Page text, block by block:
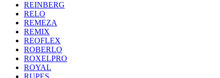
REINBERG
RELO
REMEZA
REMIX
REOFLEX
ROBERLO
ROXELPRO
ROYAL
RUPES